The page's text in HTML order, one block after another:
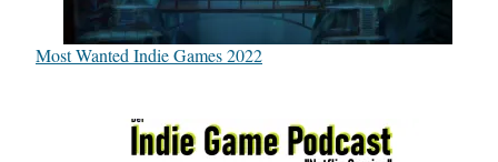
Most Wanted Indie Games 2022